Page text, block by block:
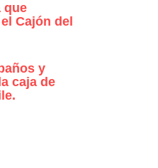
que
Cajón del
y
caja de